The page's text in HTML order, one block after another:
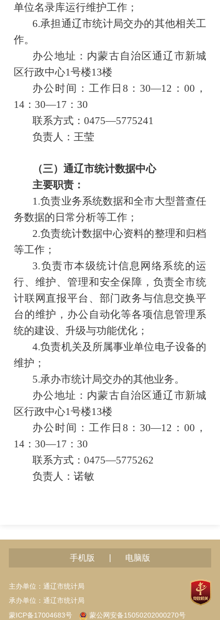
单位名录库运行维护工作；
6.承担通辽市统计局交办的其他相关工
作。
办公地址：内蒙古自治区通辽市新城
区行政中心1号楼13楼
办公时间：工作日 8：30—12：00，
14：30—17：30
联系方式：0475—5775241
负责人：王莹
（三）通辽市统计数据中心
主要职责：
1.负责业务系统数据和全市大型普查任
务数据的日常分析等工作；
2.负责统计数据中心资料的整理和归档
等工作；
3.负责市本级统计信息网络系统的运
行、维护、管理和安全保障，负责全市统
计联网直报平台、部门政务与信息交换平
台的维护，办公自动化等各项信息管理系
统的建设、升级与功能优化；
4.负责机关及所属事业单位电子设备的
维护；
5.承办市统计局交办的其他业务。
办公地址：内蒙古自治区通辽市新城
区行政中心1号楼13楼
办公时间：工作日 8：30—12：00，
14：30—17：30
联系方式：0475—5775262
负责人：诺敏
手机版 电脑版
主办单位：通辽市统计局
承办单位：通辽市统计局
蒙ICP备17004683号
蒙公网安备15050202000270号